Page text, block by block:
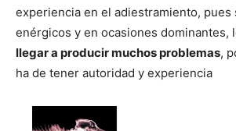
experiencia en el adiestramiento, pues
enérgicos y en ocasiones dominantes,
llegar a producir muchos problemas,
ha de tener autoridad y experiencia